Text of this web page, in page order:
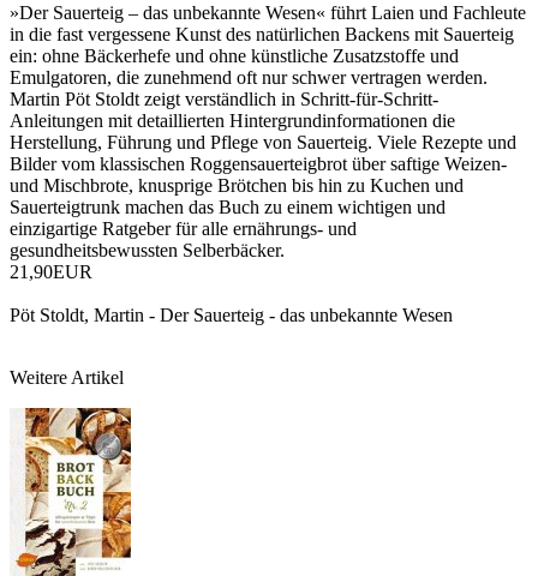
»Der Sauerteig – das unbekannte Wesen« führt Laien und Fachleute
in die fast vergessene Kunst des natürlichen Backens mit Sauerteig
ein: ohne Bäckerhefe und ohne künstliche Zusatzstoffe und
Emulgatoren, die zunehmend oft nur schwer vertragen werden.
Martin Pöt Stoldt zeigt verständlich in Schritt-für-Schritt-
Anleitungen mit detaillierten Hintergrundinformationen die
Herstellung, Führung und Pflege von Sauerteig. Viele Rezepte und
Bilder vom klassischen Roggensauerteigbrot über saftige Weizen-
und Mischbrote, knusprige Brötchen bis hin zu Kuchen und
Sauerteigtrunk machen das Buch zu einem wichtigen und
einzigartige Ratgeber für alle ernährungs- und
gesundheitsbewussten Selberbäcker.
21,90EUR
Pöt Stoldt, Martin - Der Sauerteig - das unbekannte Wesen
Weitere Artikel